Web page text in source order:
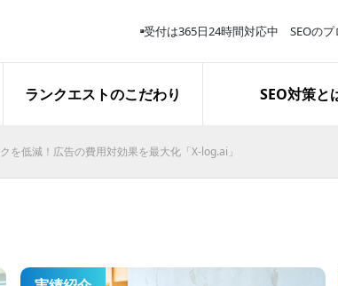
受付は365日24時間対応中 SEOのプ
ランクエストのこだわり SEO対策と
再生医療関連キーワードで上位
表示を獲得｜お問い合わせ完了
を低減！広告の費用対効果を最大化「X-log.ai」